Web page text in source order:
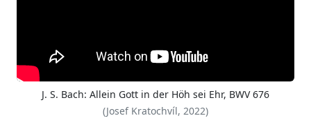
J. S. Bach: Allein Gott in der Höh sei Ehr, BWV 676
(Josef Kratochvíl, 2022)